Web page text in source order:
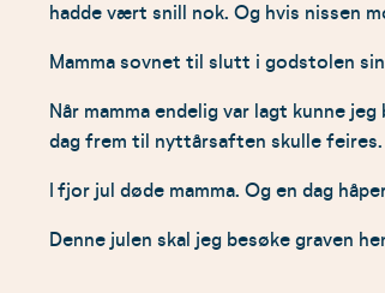
hadde vært snill nok. Og hvis nissen
Mamma sovnet til slutt i godstolen
Når mamma endelig var lagt kunne
dag frem til nyttårsaften skulle
I fjor jul døde mamma. Og en dag
Denne julen skal jeg besøke graven